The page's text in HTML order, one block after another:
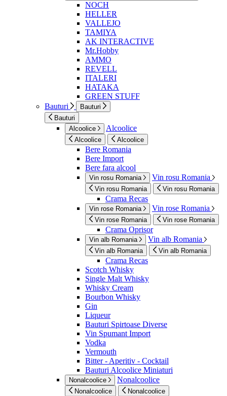
NOCH
HELLER
VALLEJO
TAMIYA
AK INTERACTIVE
Mr.Hobby
AMMO
REVELL
ITALERI
HATAKA
GREEN STUFF
Bauturi
Bauturi
Bauturi
Alcoolice
Alcoolice
Alcoolice Alcoolice
Bere Romania
Bere Import
Bere fara alcool
Vin rosu Romania Vin rosu Romania
Vin rosu Romania Vin rosu Romania
Crama Recas
Vin rose Romania Vin rose Romania
Vin rose Romania Vin rose Romania
Crama Oprisor
Vin alb Romania Vin alb Romania
Vin alb Romania Vin alb Romania
Crama Recas
Scotch Whisky
Single Malt Whisky
Whisky Cream
Bourbon Whisky
Gin
Liqueur
Bauturi Spirtoase Diverse
Vin Spumant Import
Vodka
Vermouth
Bitter - Aperitiv - Cocktail
Bauturi Alcoolice Miniaturi
Nonalcoolice Nonalcoolice
Nonalcoolice Nonalcoolice